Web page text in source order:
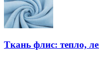
Ткань флис: тепло,